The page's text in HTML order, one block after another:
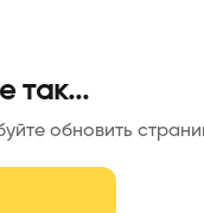
так...
обновить